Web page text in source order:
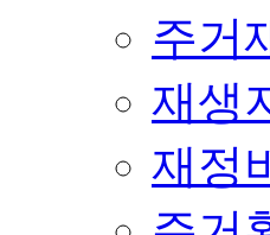
주거
재생
재정